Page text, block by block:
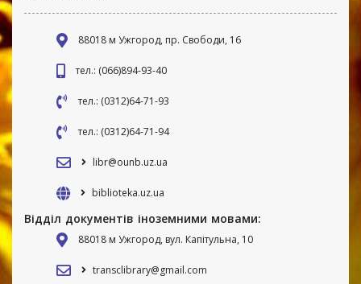
88018 м Ужгород, пр. Свободи, 16
тел.: (066)894-93-40
тел.: (0312)64-71-93
тел.: (0312)64-71-94
libr@ounb.uz.ua
biblioteka.uz.ua
Відділ документів іноземними мовами:
88018 м Ужгород, вул. Капітульна, 10
transclibrary@gmail.com